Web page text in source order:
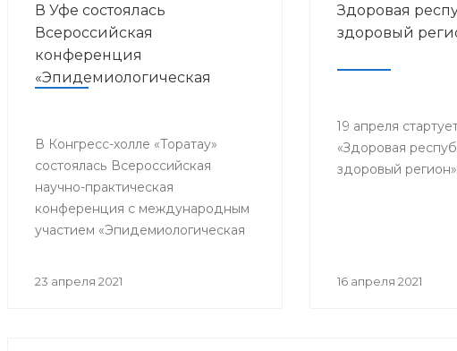
В Уфе состоялась
Всероссийская
конференция
«Эпидемиологическая
В Конгресс-холле «Торатау»
состоялась Всероссийская
научно-практическая
конференция с международным
участием «Эпидемиологическая
23 апреля 2021
Здоровая
здоровый
19 апреля
«Здоровая
здоровый регион»
16 апреля 2021